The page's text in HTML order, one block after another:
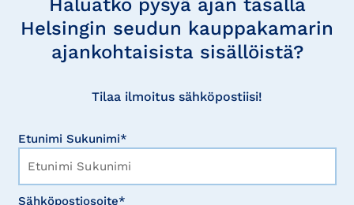
Haluatko pysyä ajan tasalla
Helsingin seudun kauppakamarin
ajankohtaisista sisällöistä?
Tilaa ilmoitus sähköpostiisi!
Etunimi Sukunimi*
Sähköpostiosoite*